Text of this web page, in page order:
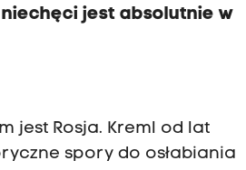
jest absolutnie w
jest Rosja. Kreml od lat
spory do osłabiania